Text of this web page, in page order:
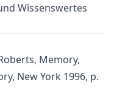
Wissenswertes
Memory,
New York 1996, p.